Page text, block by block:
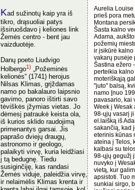
Aurelia Louise
prieš pora
Montana
Šasta kalno
Adama,
požemių
ir įsikūrė kalno
vakarų pusėje
Šastina ežero
perteikia kalno
moteriškąją
"juto" balsą,
namo [nuo
pavasario, kai
Week į Wesak
98-ųjų vasarį
el.laišką iš
sakančią, kad
eterinis kūnas
ateina į Telos,
kalbasi su
98-ųjų gegužį
nuvyko į
vietą, kur
apsistoti. Tuo
sunkiai sirgo,
Kad sužinotų kaip yra iš
tikro, drąsuoliai patys
išsiruošdavo į keliones link
Žemės centro - bent jau
vaizduotėje.
Danų poeto Liudvigo
Holbergo1) „Požeminės
kelionės“ (1741) herojus
Nilsas Klimas, grįždamas
namo po bakalauro laipsnio
gavimo, panoro ištirti savo
tėviškės įžymias vietas. Jo
dėmesį patraukė keista ola,
iš kurios sklido raudojimą
primenantys garsai. Jis
paprašo dviejų draugų,
astronomo ir geologo,
palaikyti virvę, kuria leidžiasi
į tą bedugnę. Tiedu
susiginčiję, kas randasi
Žemės viduje, paleidžia virvę,
ir nelaimėlis Klimas krenta ir